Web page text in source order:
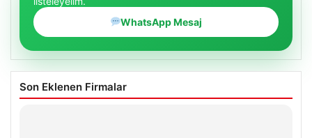
WhatsApp Mesaj
Son Eklenen Firmalar